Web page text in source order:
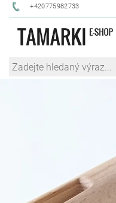
+420775982733